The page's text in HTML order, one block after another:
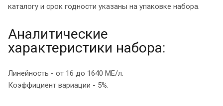
каталогу и срок годности указаны на упаковке набора.
Аналитические
характеристики набора:
Линейность - от 16 до 1640 МЕ/л.
Коэффициент вариации - 5%.